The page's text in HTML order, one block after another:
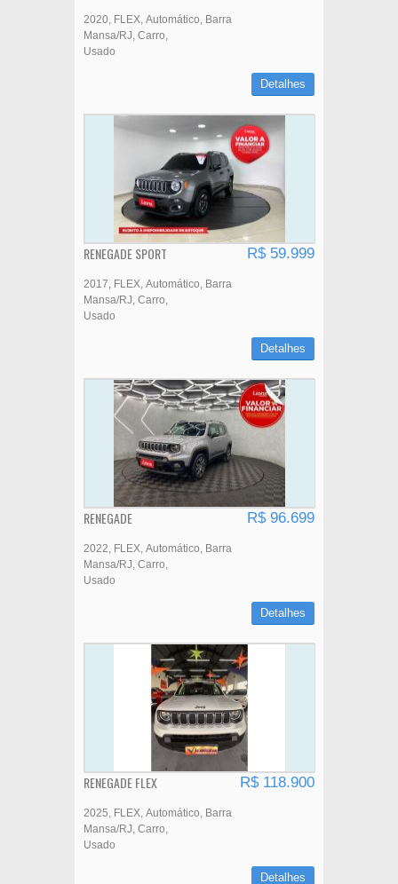
2020 FLEX Automático
Barra
Mansa/RJ Carro
Usado
Detalhes
RENEGADE SPORT R$ 59.999
2017 FLEX Automático
Barra
Mansa/RJ Carro
Usado
Detalhes
RENEGADE R$ 96.699
2022 FLEX Automático
Barra
Mansa/RJ Carro
Usado
Detalhes
RENEGADE FLEX R$ 118.900
2025 FLEX Automático
Barra
Mansa/RJ Carro
Usado
Detalhes